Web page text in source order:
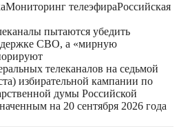
Мониторинг телеэфираРоссийская
пытаются убедить
СВО, а «мирную
телеканалов на седьмой
избирательной кампании по
думы Российской
на 20 сентября 2026 года